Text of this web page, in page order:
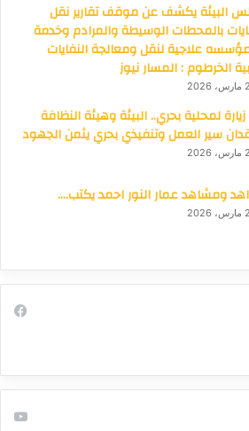
البيئة يكشف عن موقف تقارير نقل
بالمحطات الوسيطة والمرادم وخدمة
مؤسسه علاجية لنقل ومعالجة النفايات
الخرطوم : المسار نيوز
لمحلية بحري.. البيئة وهيئة النظافة
سير العمل وتنفيذي بحري يثمن الجهود
ومشاهد عمار النور احمد يكتب….